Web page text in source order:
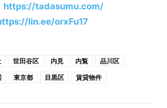
https://tadasumu.com/
lin.ee/orxFu17
世田谷区 内見 内覧
品川区
東京都 目黒区 賃貸物件